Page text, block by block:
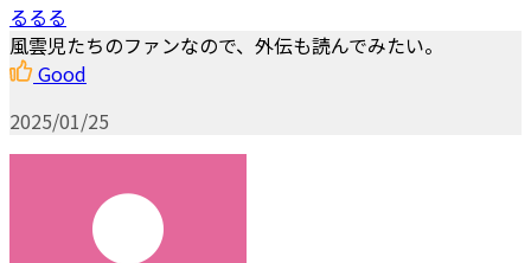
るるる
風雲児たちのファンなので、外伝も読んでみたい。
Good
2025/01/25